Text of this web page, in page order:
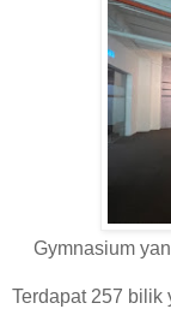
Gymnasium
Terdapat 257 bilik